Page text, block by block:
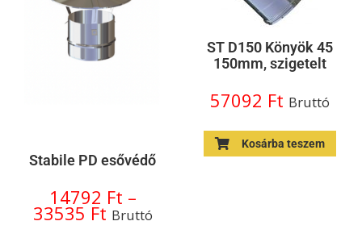
Stabile PD esővédő
14792 Ft –
33535 Ft Bruttó
ST D150 Könyök 45
150mm, szigetelt
57092 Ft Bruttó
Kosárba teszem